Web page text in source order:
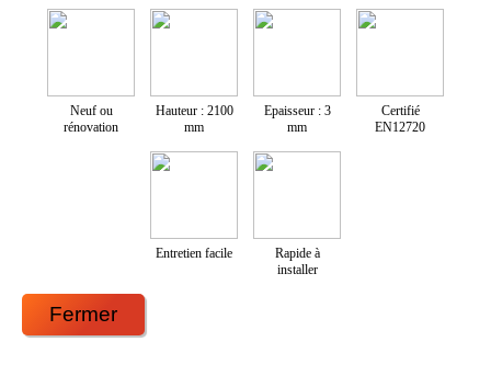
Neuf ou
rénovation
Hauteur : 2100
mm
Epaisseur : 3
mm
Certifié
EN12720
Entretien facile
Rapide à
installer
Fermer